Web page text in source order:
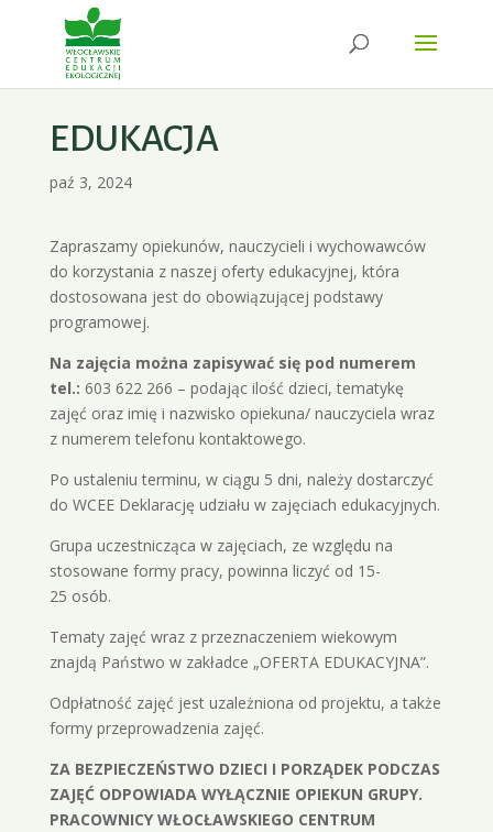
EDUKACJA
paź 3, 2024
Zapraszamy opiekunów, nauczycieli i wychowawców
do korzystania z naszej oferty edukacyjnej, która
dostosowana jest do obowiązującej podstawy
programowej.
Na zajęcia można zapisywać się pod numerem
tel.: 603 622 266 – podając ilość dzieci, tematykę
zajęć oraz imię i nazwisko opiekuna/ nauczyciela wraz
z numerem telefonu kontaktowego.
Po ustaleniu terminu, w ciągu 5 dni, należy dostarczyć
do WCEE Deklarację udziału w zajęciach edukacyjnych.
Grupa uczestnicząca w zajęciach, ze względu na
stosowane formy pracy, powinna liczyć od 15-
25 osób.
Tematy zajęć wraz z przeznaczeniem wiekowym
znajdą Państwo w zakładce „OFERTA EDUKACYJNA”.
Odpłatność zajęć jest uzależniona od projektu, a także
formy przeprowadzenia zajęć.
ZA BEZPIECZEŃSTWO DZIECI I PORZĄDEK PODCZAS
ZAJĘĆ ODPOWIADA WYŁĄCZNIE OPIEKUN GRUPY.
PRACOWNICY WŁOCŁAWSKIEGO CENTRUM